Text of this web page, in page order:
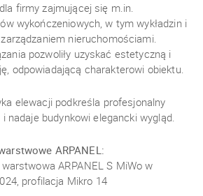
firmy zajmującej się m.in.
wykończeniowych, w tym wykładzin i
zarządzaniem nieruchomościami.
pozwoliły uzyskać estetyczną i
odpowiadającą charakterowi obiektu.
elewacji podkreśla profesjonalny
nadaje budynkowi elegancki wygląd.
ARPANEL:
ARPANEL S MiWo w
profilacja Mikro 14